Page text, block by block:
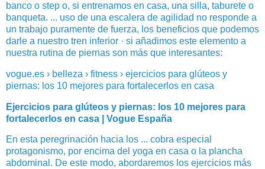
banco o step o, si entrenamos en casa, una silla, taburete o
banqueta. ... uso de una escalera de agilidad no responde a
un trabajo puramente de fuerza, los beneficios que podemos
darle a nuestro tren inferior · si añadimos este elemento a
nuestra rutina de piernas son más que interesantes:
vogue.es › belleza › fitness › ejercicios para glúteos y
piernas: los 10 mejores para fortalecerlos en casa
Ejercicios para glúteos y piernas: los 10 mejores para
fortalecerlos en casa | Vogue España
En esta peregrinación hacia los ... cobra especial
protagonismo, por encima del yoga en casa o la plancha
abdominal. De este modo, abordaremos los ejercicios más